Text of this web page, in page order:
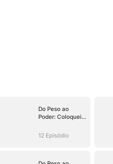
Do Peso ao
Poder: Coloquei
Trono
12 Episódio